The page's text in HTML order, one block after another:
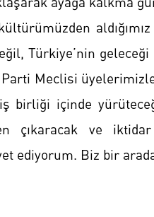
Türkiye’nin
Parti Meclisi
birliği içinde
çıkaracak ve
ediyorum. Biz bir